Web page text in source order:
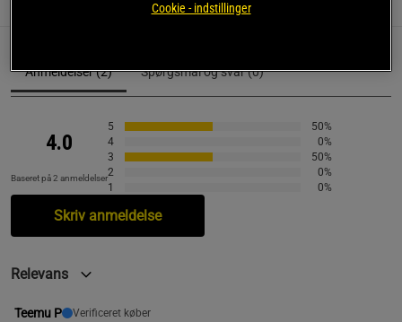
Anmeldelser (2) Spørgsmål og svar (0)
4.0
Baseret på 2 anmeldelser
5
50%
4
0%
3
50%
2
0%
1
0%
Skriv anmeldelse
Relevans
Teemu P Verificeret køber
Cookie - indstillinger